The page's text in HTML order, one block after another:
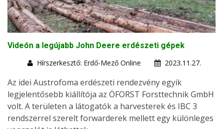
Videón a legújabb John Deere erdészeti gépek
Hírszerkesztő: Erdő-Mező Online
2023.11.27.
Az idei Austrofoma erdészeti rendezvény egyik
legjelentősebb kiállítója az ÖFORST Forsttechnik GmbH
volt. A területen a látogatók a harvesterek és IBC 3
rendszerrel szerelt forwarderek mellett egy különleges